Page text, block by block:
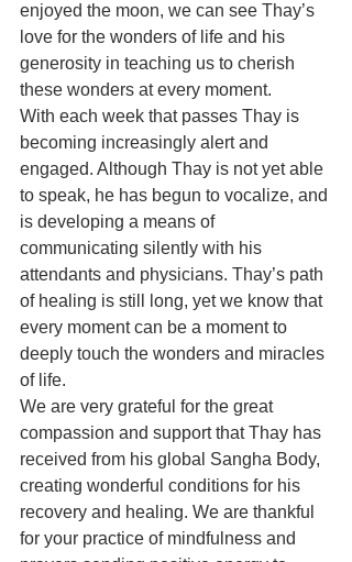
enjoyed the moon, we can see Thay’s
love for the wonders of life and his
generosity in teaching us to cherish
these wonders at every moment.
With each week that passes Thay is
becoming increasingly alert and
engaged. Although Thay is not yet able
to speak, he has begun to vocalize, and
is developing a means of
communicating silently with his
attendants and physicians. Thay’s path
of healing is still long, yet we know that
every moment can be a moment to
deeply touch the wonders and miracles
of life.
We are very grateful for the great
compassion and support that Thay has
received from his global Sangha Body,
creating wonderful conditions for his
recovery and healing. We are thankful
for your practice of mindfulness and